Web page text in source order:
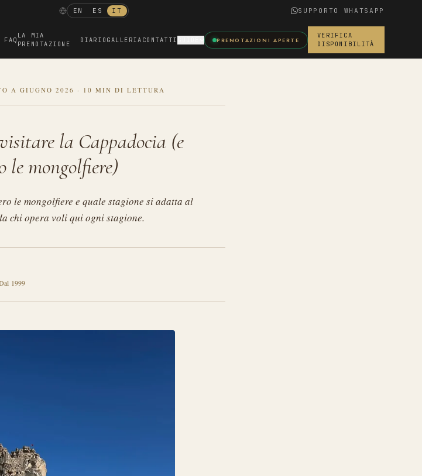
EN ES IT SUPPORTO WHATSAPP
FAQ
LA MIA
PRENOTAZIONE
DIARIO GALLERIA CONTATTI PRENOTAZIONI APERTE
VERIFICA
DISPONIBILITÀ
A GIUGNO 2026 · 10 MIN DI LETTURA
la Cappadocia (e
le mongolfiere)
le mongolfiere e quale stagione si adatta al
chi opera voli qui ogni stagione.
1999